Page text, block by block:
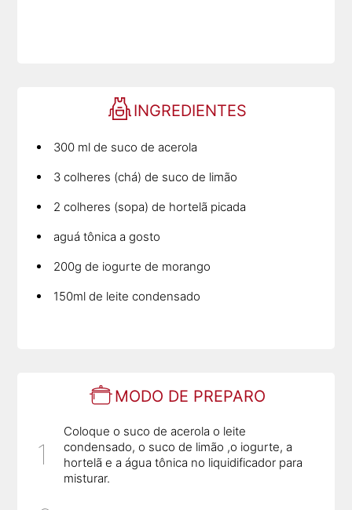
INGREDIENTES
300 ml de suco de acerola
3 colheres (chá) de suco de limão
2 colheres (sopa) de hortelã picada
aguá tônica a gosto
200g de iogurte de morango
150ml de leite condensado
MODO DE PREPARO
Coloque o suco de acerola o leite
condensado, o suco de limão ,o iogurte, a
hortelã e a água tônica no liquidificador para
misturar.